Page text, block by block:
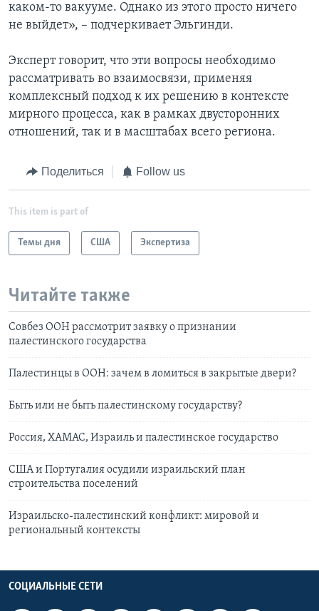
каком-то вакууме. Однако из этого просто ничего
не выйдет», – подчеркивает Эльгинди.
Эксперт говорит, что эти вопросы необходимо
рассматривать во взаимосвязи, применяя
комплексный подход к их решению в контексте
мирного процесса, как в рамках двусторонних
отношений, так и в масштабах всего региона.
Поделиться Follow us
This item is part of
Темы дня США Экспертиза
Читайте также
Совбез ООН рассмотрит заявку о признании
палестинского государства
Палестинцы в ООН: зачем в ломиться в закрытые двери?
Быть или не быть палестинскому государству?
Россия, ХАМАС, Израиль и палестинское государство
США и Португалия осудили израильский план
строительства поселений
Израильско-палестинский конфликт: мировой и
региональный контексты
СОЦИАЛЬНЫЕ СЕТИ